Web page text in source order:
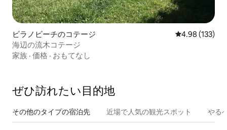
ビラノビーチのコテージ レビュー133
4.98 (133)
海辺の流木コテージ
家族 · 価格 · おもてなし
ぜひ訪⁠れ⁠た⁠い目⁠的⁠地
その他のタ⁠イ⁠プ⁠の宿⁠泊⁠先 近場で人気の観光スポット やる